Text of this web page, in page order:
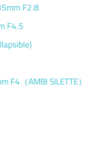
F2.8
F4.5
F4（AMBI SILETTE）